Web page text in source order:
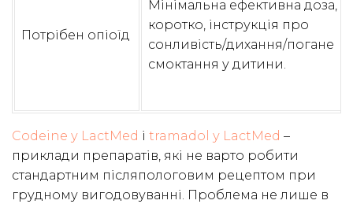
Потрібен опіоїд
Мінімальна ефективна доза,
коротко, інструкція про
сонливість/дихання/погане
смоктання у дитини.
Codeine у LactMed і tramadol у LactMed –
приклади препаратів, які не варто робити
стандартним післяпологовим рецептом при
грудному вигодовуванні. Проблема не лише в